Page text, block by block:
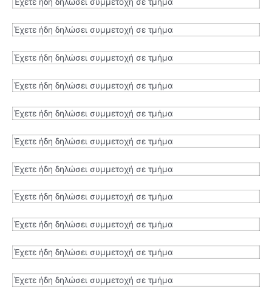
Έχετε ήδη δηλώσει συμμετοχή σε τμήμα
Έχετε ήδη δηλώσει συμμετοχή σε τμήμα
Έχετε ήδη δηλώσει συμμετοχή σε τμήμα
Έχετε ήδη δηλώσει συμμετοχή σε τμήμα
Έχετε ήδη δηλώσει συμμετοχή σε τμήμα
Έχετε ήδη δηλώσει συμμετοχή σε τμήμα
Έχετε ήδη δηλώσει συμμετοχή σε τμήμα
Έχετε ήδη δηλώσει συμμετοχή σε τμήμα
Έχετε ήδη δηλώσει συμμετοχή σε τμήμα
Έχετε ήδη δηλώσει συμμετοχή σε τμήμα